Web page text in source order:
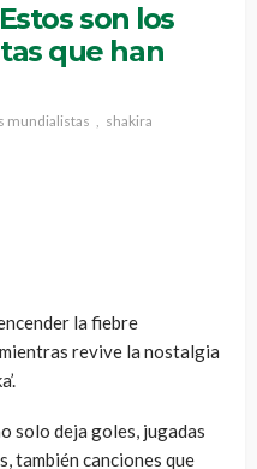
son los
que han
mundialistas shakira
la fiebre
revive la nostalgia
solo deja goles, jugadas
también canciones que